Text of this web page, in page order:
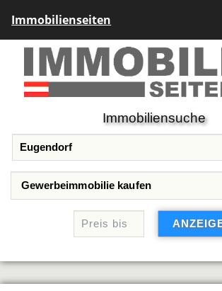
Immobilienseiten
Immobiliensuche